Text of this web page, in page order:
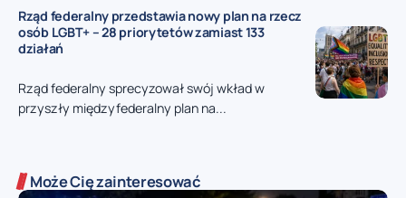
Rząd federalny przedstawia nowy plan na rzecz
osób LGBT+ – 28 priorytetów zamiast 133
działań
Rząd federalny sprecyzował swój wkład w
przyszły międzyfederalny plan na...
Może Cię zainteresować